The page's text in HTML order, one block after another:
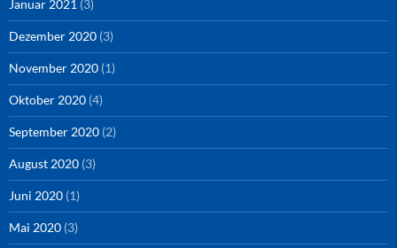
Januar 2021 (3)
Dezember 2020 (3)
November 2020 (1)
Oktober 2020 (4)
September 2020 (2)
August 2020 (3)
Juni 2020 (1)
Mai 2020 (3)